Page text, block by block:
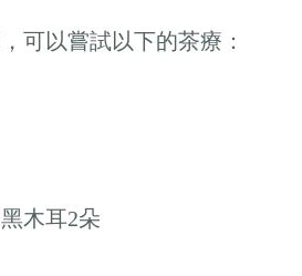
可以嘗試以下的茶療：
木耳2朵